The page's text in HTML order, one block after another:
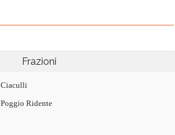
Frazioni
Ciaculli
Poggio Ridente